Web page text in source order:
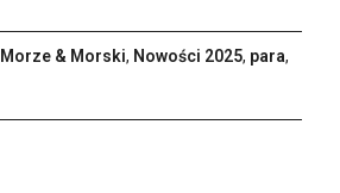
Morze & Morski, Nowości 2025, para,